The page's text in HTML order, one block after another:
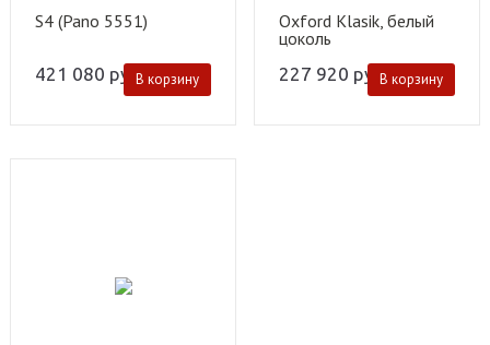
S4 (Pano 5551)
421 080 руб.В корзину
Oxford Klasik, белый
цоколь
227 920 руб.В корзину